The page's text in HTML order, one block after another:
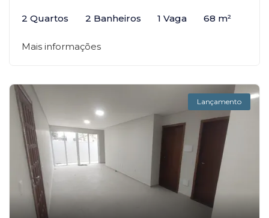
2 Quartos 2 Banheiros 1 Vaga 68 m²
Mais informações
Lançamento